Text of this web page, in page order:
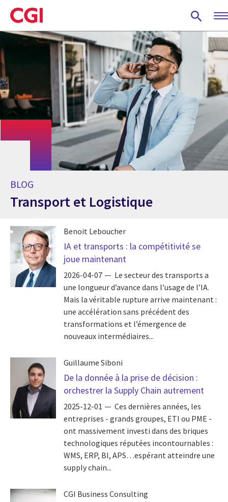
Skip
to
main
content
BLOG
Transport et Logistique
Benoit Leboucher
IA et transports : la compétitivité se
joue maintenant
2026-04-07
Le secteur des transports a
une longueur d’avance dans l’usage de l’IA.
Mais la véritable rupture arrive maintenant :
une accélération sans précédent des
transformations et l’émergence de
nouveaux intermédiaires...
Guillaume Siboni
De la donnée à la prise de décision :
orchestrer la Supply Chain autrement
2025-12-01
Ces dernières années, les
entreprises - grands groupes, ETI ou PME -
ont massivement investi dans des briques
technologiques réputées incontournables :
WMS, ERP, BI, APS…espérant atteindre une
supply chain...
CGI Business Consulting